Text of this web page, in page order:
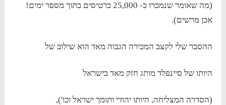
(מה שאומר שנמכרו כ- 25,000 כרטיסים בתוך מספר ימים!
אכן מרשים).
ההסבר שלי לקצב המכירה הגבוה מאד הוא שילוב של
היותו של סיינפלד מותג חזק מאד בישראל
(הסדרה המצליחה, היותו יהודי ותומך ישראל וכו'),